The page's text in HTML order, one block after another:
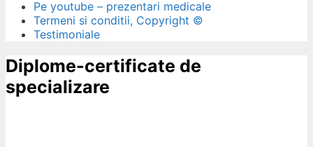
Pe youtube – prezentari medicale
Termeni si conditii, Copyright ©
Testimoniale
Diplome-certificate de
specializare